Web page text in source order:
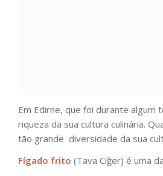
Em Edirne, que foi durante algum
riqueza da sua cultura culinária.
tão grande diversidade da sua
Fígado frito (Tava Ciğer) é uma